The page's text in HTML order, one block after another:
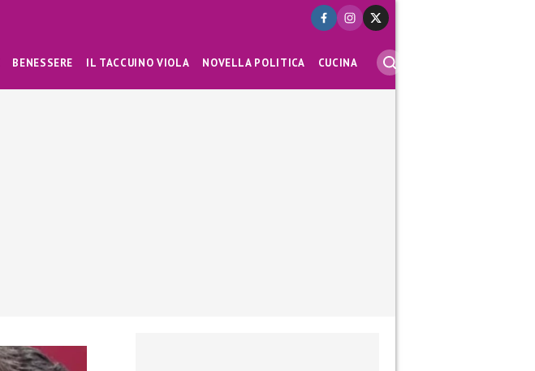
BENESSERE IL TACCUINO VIOLA NOVELLA POLITICA CUCINA